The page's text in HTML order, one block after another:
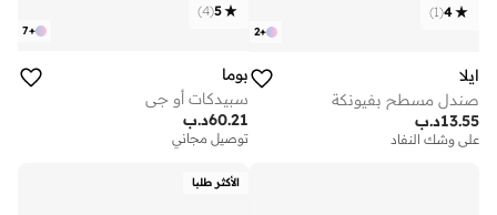
+
2
4
(
1
)
ايلا
صندل مسطح بفيونكة
د.ب13.55
على وشك النفاد
+
7
5
(
4
)
بوما
سبيدكات أو جي
د.ب60.21
توصيل مجاني
الأكثر طلبا